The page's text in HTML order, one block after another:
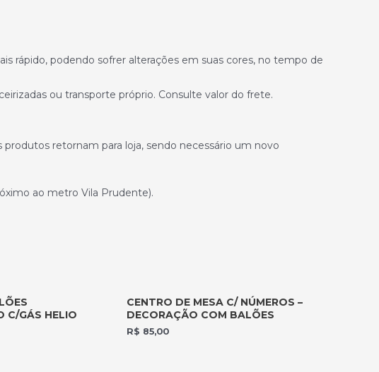
rápido, podendo sofrer alterações em suas cores, no tempo de
ou transporte próprio. Consulte valor do frete.
retornam para loja, sendo necessário um novo
ao metro Vila Prudente).
C/GÁS HELIO
CENTRO DE MESA C/ NÚMEROS –
DECORAÇÃO COM BALÕES
R$ 85,00